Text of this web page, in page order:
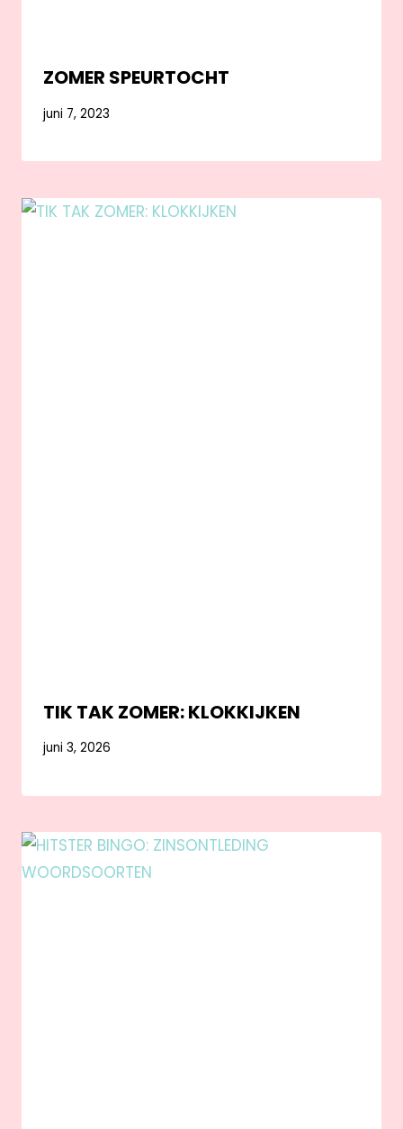
ZOMER SPEURTOCHT
juni 7, 2023
TIK TAK ZOMER: KLOKKIJKEN
juni 3, 2026